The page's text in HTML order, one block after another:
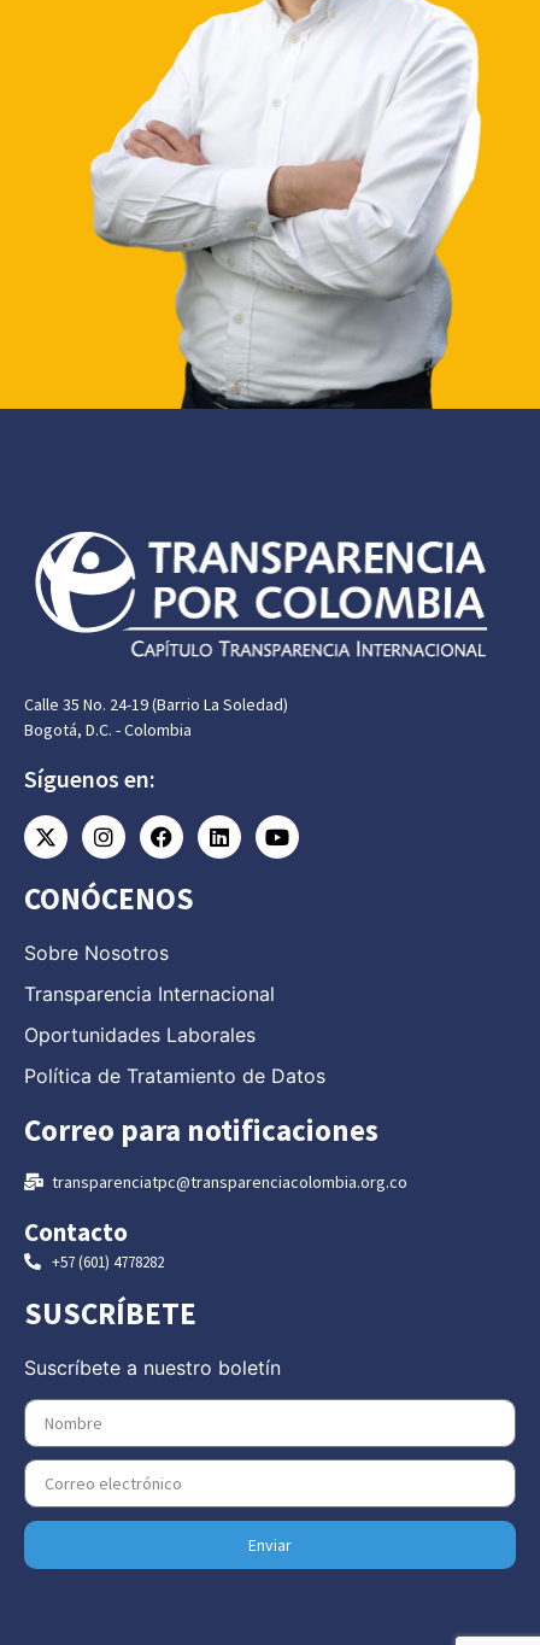
Calle 35 No. 24-19 (Barrio La Soledad)
Bogotá, D.C. - Colombia
Síguenos en:
CONÓCENOS
Sobre Nosotros
Transparencia Internacional
Oportunidades Laborales
Política de Tratamiento de Datos
Correo para notificaciones
transparenciatpc@transparenciacolombia.org.co
Contacto
+57 (601) 4778282
SUSCRÍBETE
Suscríbete a nuestro boletín
Enviar